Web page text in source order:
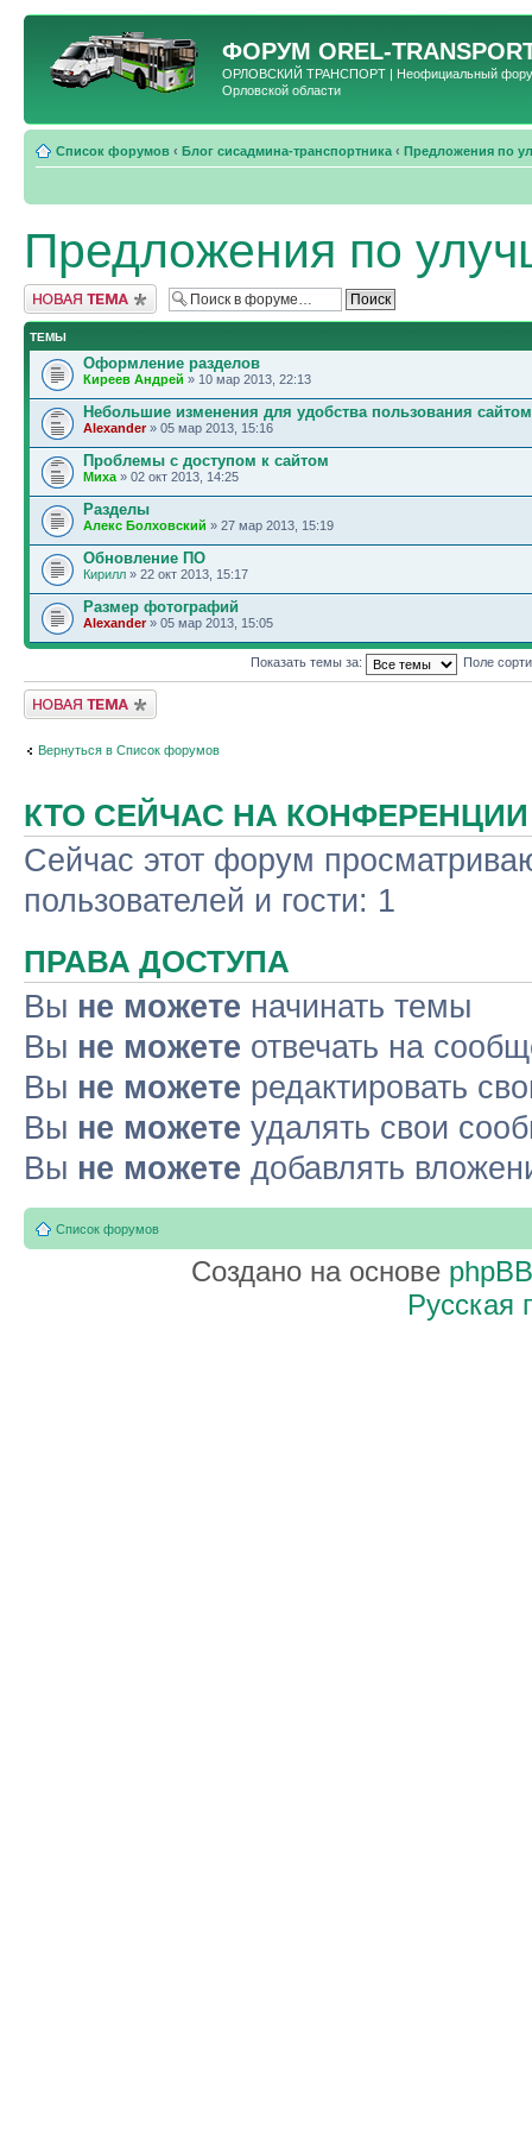
ФОРУМ OREL-
ОРЛОВСКИЙ ТРАНСПОРТ | Неофициальный форум
Орловской области
Список форумов ‹ Блог сисадмина-транспортника ‹ Предложения по
Предложения по
Новая тема
ТЕМЫ
Оформление разделов
Киреев Андрей » 10 мар 2013, 22:13
Небольшие изменения для удобства пользования сайтом
Alexander» 05 мар 2013, 15:16
Проблемы с доступом к сайтом
Миха » 02 окт 2013, 14:25
Разделы
Алекс Болховский » 27 мар 2013, 15:19
Обновление ПО
Кирилл » 22 окт 2013, 15:17
Размер фотографий
Alexander» 05 мар 2013, 15:05
Показать темы за: Поле
Новая тема
Вернуться в Список форумов
КТО СЕЙЧАС НА КОНФЕРЕНЦИИ
Сейчас этот форум
пользователей и гости: 1
ПРАВА ДОСТУПА
Вы не можете начинать темы
Вы не можете отвечать на
Вы не можете редактировать
Вы не можете удалять свои
Вы не можете добавлять
Список форумов
Создано на основе phpBB
Русская